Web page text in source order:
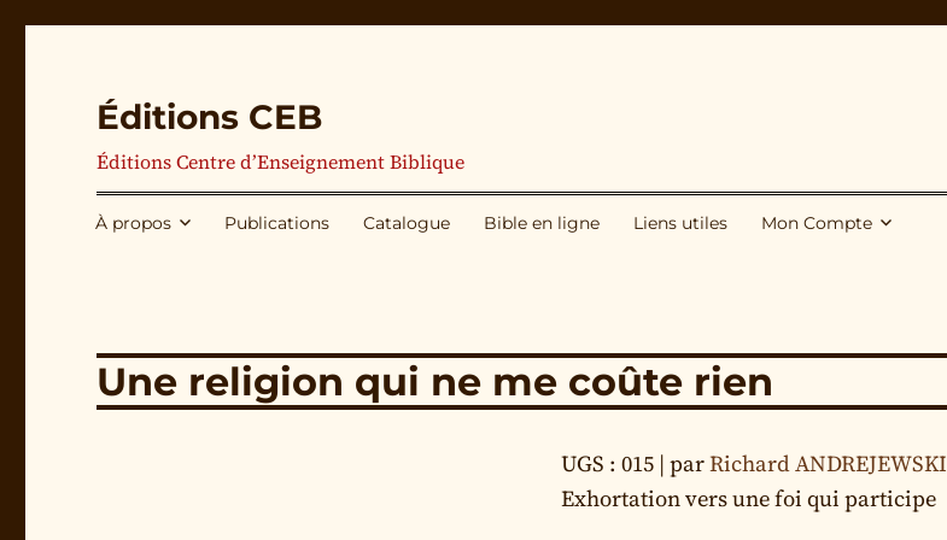
Éditions CEB
Éditions Centre d’Enseignement Biblique
À propos Publications Catalogue Bible en ligne Liens utiles Mon Compte
Une religion qui ne me coûte rien
UGS : 015| parRichard ANDREJEWSKI
Exhortation vers une foi qui participe